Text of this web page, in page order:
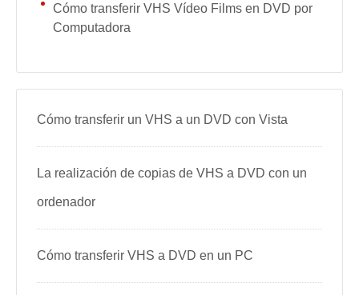
Cómo transferir VHS Vídeo Films en DVD por
Computadora
Cómo transferir un VHS a un DVD con Vista
La realización de copias de VHS a DVD con un
ordenador
Cómo transferir VHS a DVD en un PC